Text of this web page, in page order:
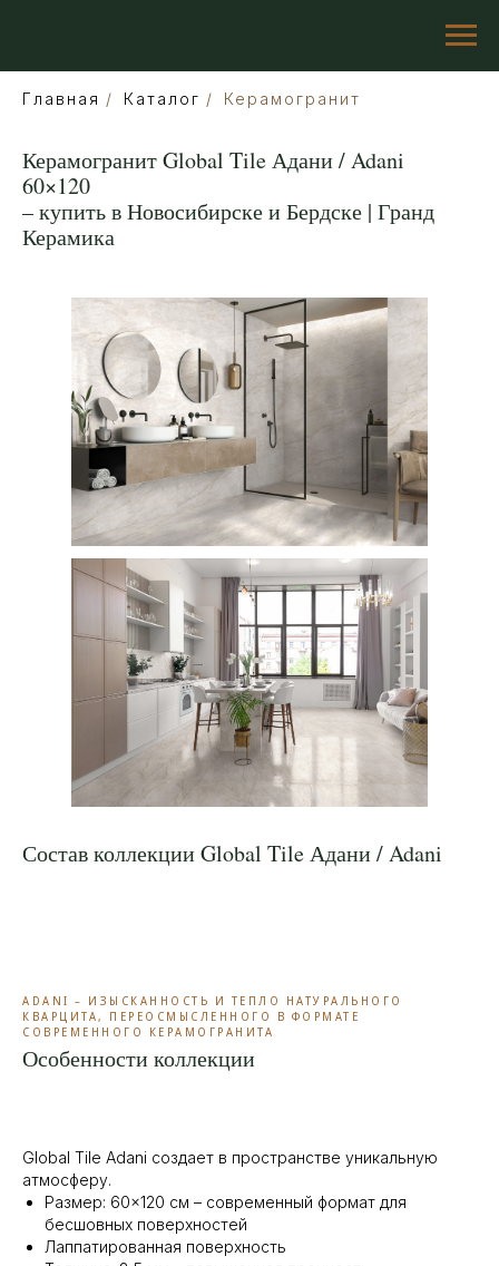
Главная / Каталог / Керамогранит
Керамогранит Global Tile Адани / Adani
60×120
– купить в Новосибирске и Бердске | Гранд
Керамика
Состав коллекции Global Tile Адани / Adani
ADANI – ИЗЫСКАННОСТЬ И ТЕПЛО НАТУРАЛЬНОГО
КВАРЦИТА, ПЕРЕОСМЫСЛЕННОГО В ФОРМАТЕ
СОВРЕМЕННОГО КЕРАМОГРАНИТА
Особенности коллекции
Global Tile Adani создает в пространстве уникальную
атмосферу.
Размер: 60×120 см – современный формат для
бесшовных поверхностей
Лаппатированная поверхность